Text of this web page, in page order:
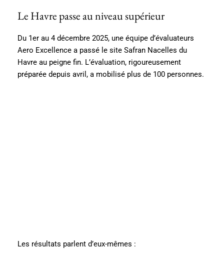
Le Havre passe au niveau supérieur
Du 1er au 4 décembre 2025, une équipe d’évaluateurs
Aero Excellence a passé le site Safran Nacelles du
Havre au peigne fin. L’évaluation, rigoureusement
préparée depuis avril, a mobilisé plus de 100 personnes.
Les résultats parlent d’eux-mêmes :